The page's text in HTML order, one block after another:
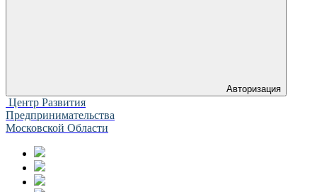
Авторизация
Центр Развития
Предпринимательства
Московской Области